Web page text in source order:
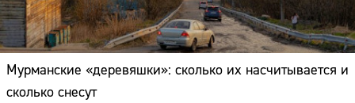
Мурманские «деревяшки»: сколько их насчитывается и
сколько снесут